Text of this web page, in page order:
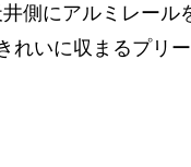
側にアルミレール
いに収まるプリー